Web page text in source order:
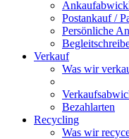
Postankauf /
Persönliche
Verkauf
Was wir
Bezahlarten
Recycling
Was wir